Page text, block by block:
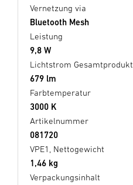
Vernetzung via
Bluetooth Mesh
Leistung
9,8 W
Lichtstrom Gesamtprodukt
679 lm
Farbtemperatur
3000 K
Artikelnummer
081720
VPE1, Nettogewicht
1,46 kg
Verpackungsinhalt